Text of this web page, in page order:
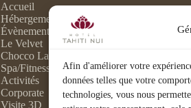
Afin d'améliorer votre
données telles que votre
technologies, vous nous
Accueil
Hébergement
Évènements
Le Velvet
Chocco Latte
Spa/Fitness
Activités
Corporate
Visite 3D